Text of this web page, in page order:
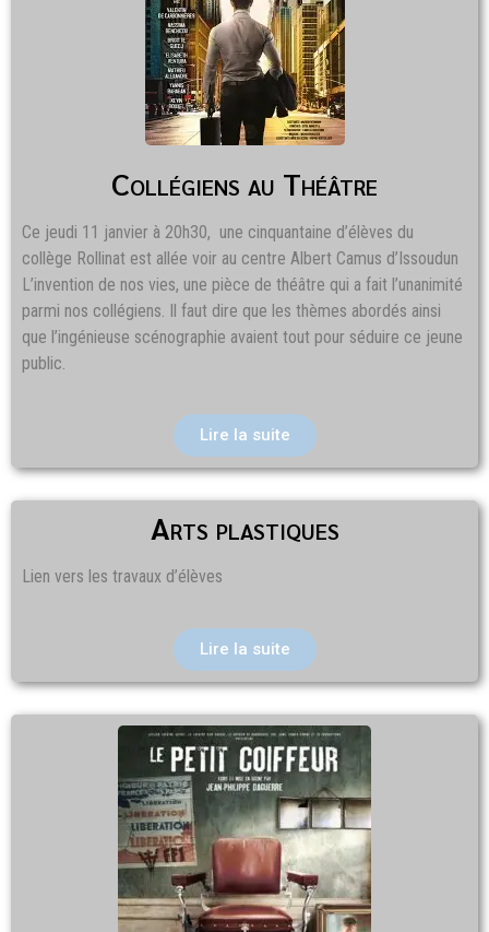
Collégiens au Théâtre
Ce jeudi 11 janvier à 20h30, une cinquantaine d’élèves du
collège Rollinat est allée voir au centre Albert Camus d’Issoudun
L’invention de nos vies, une pièce de théâtre qui a fait l’unanimité
parmi nos collégiens. Il faut dire que les thèmes abordés ainsi
que l’ingénieuse scénographie avaient tout pour séduire ce jeune
public.
Lire la suite
Arts plastiques
Lien vers les travaux d’élèves
Lire la suite